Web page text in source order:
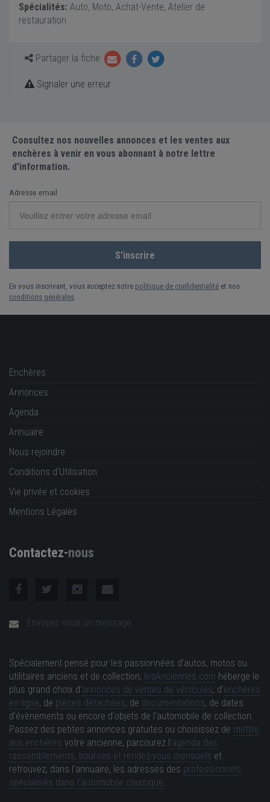
Spécialités: Auto, Moto, Achat-Vente, Atelier de
restauration
Partager la fiche
Signaler une erreur
Consultez nos nouvelles annonces et les ventes aux
enchères à venir en vous abonnant à notre lettre
d'information.
Adresse email
En vous inscrivant, vous acceptez notre politique de confidentialité et nos
conditions générales
Enchères
Annonces
Agenda
Annuaire
Nous rejoindre
Conditions d'Utilisation
Vie privée et cookies
Mentions Légales
Contactez-nous
Envoyez nous un message
Spécialement pensé pour les passionnées d'autos, motos ou
utilitaires anciens et de collection, lesAnciennes.com héberge le
plus grand choix d'annonces de ventes de véhicules, d'enchères
en ligne, de pièces détachées, de documentations, de dates
d'évènements ou encore d'objets de l'automobile de collection.
Passez des petites annonces gratuites ou choisissez de mettre
aux enchères votre ancienne, parcourez l'agenda des
rassemblements, bourses et rendez-vous mensuels et
retrouvez, dans l'annuaire, les adresses des professionnels
spécialisés dans l'automobile classique.